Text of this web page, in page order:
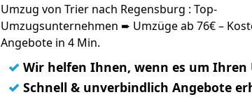
Umzug von Trier nach Regensburg : Top-
Umzugsunternehmen ➨ Umzüge ab 76€ –
Angebote in 4 Min.
✓ Wir helfen Ihnen, wenn es um Ihren
✓ Schnell & unverbindlich Angebote